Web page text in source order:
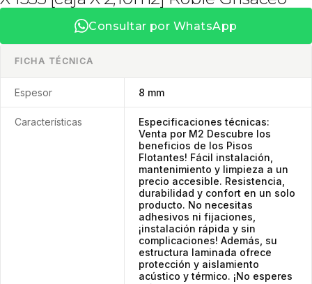
Consultar por WhatsApp
FICHA TÉCNICA
Espesor 8 mm
Características
Especificaciones técnicas:
Venta por M2 Descubre los
beneficios de los Pisos
Flotantes! Fácil instalación,
mantenimiento y limpieza a un
precio accesible. Resistencia,
durabilidad y confort en un solo
producto. No necesitas
adhesivos ni fijaciones,
¡instalación rápida y sin
complicaciones! Además, su
estructura laminada ofrece
protección y aislamiento
acústico y térmico. ¡No esperes